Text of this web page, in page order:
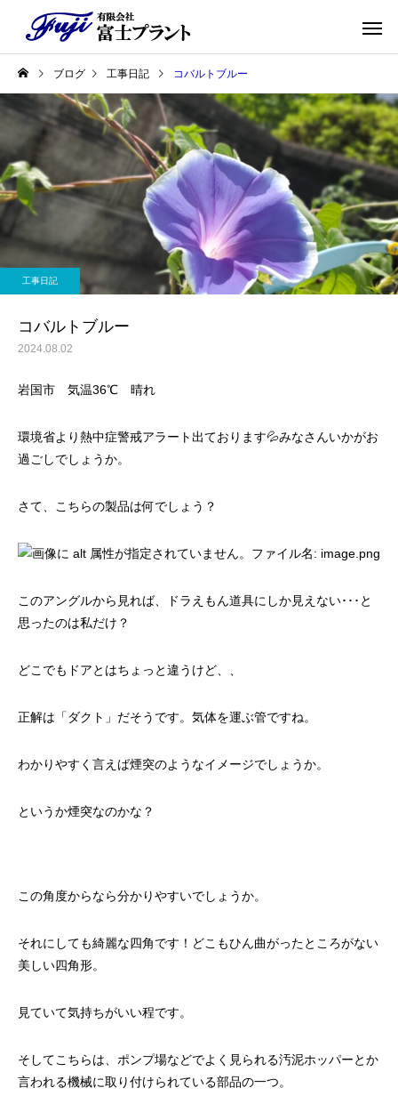
ブログ 工事日記 コバルトブルー
工事日記
コバルトブルー
2024.08.02
岩国市 気温36℃ 晴れ
環境省より熱中症警戒アラート出ております💦みなさんいかがお
過ごしでしょうか。
さて、こちらの製品は何でしょう？
このアングルから見れば、ドラえもん道具にしか見えない･･･と
思ったのは私だけ？
どこでもドアとはちょっと違うけど、、
正解は「ダクト」だそうです。気体を運ぶ管ですね。
わかりやすく言えば煙突のようなイメージでしょうか。
というか煙突なのかな？
この角度からなら分かりやすいでしょうか。
それにしても綺麗な四角です！どこもひん曲がったところがない
美しい四角形。
見ていて気持ちがいい程です。
そしてこちらは、ポンプ場などでよく見られる汚泥ホッパーとか
言われる機械に取り付けられている部品の一つ。